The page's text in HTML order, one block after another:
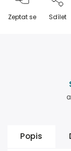
Zeptat se Sdílet
Popis